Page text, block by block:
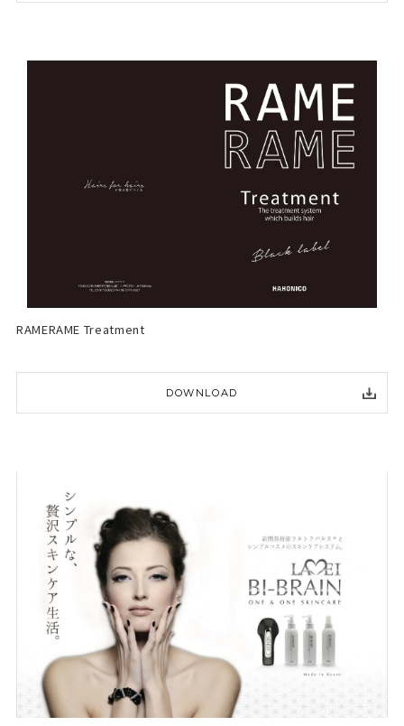
RAMERAME Treatment
DOWNLOAD